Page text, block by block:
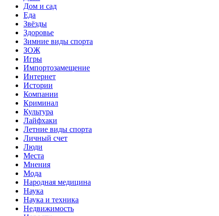
Дом и сад
Еда
Звёзды
Здоровье
Зимние виды спорта
ЗОЖ
Игры
Импортозамещение
Интернет
Истории
Компании
Криминал
Культура
Лайфхаки
Летние виды спорта
Личный счет
Люди
Места
Мнения
Мода
Народная медицина
Наука
Наука и техника
Недвижимость